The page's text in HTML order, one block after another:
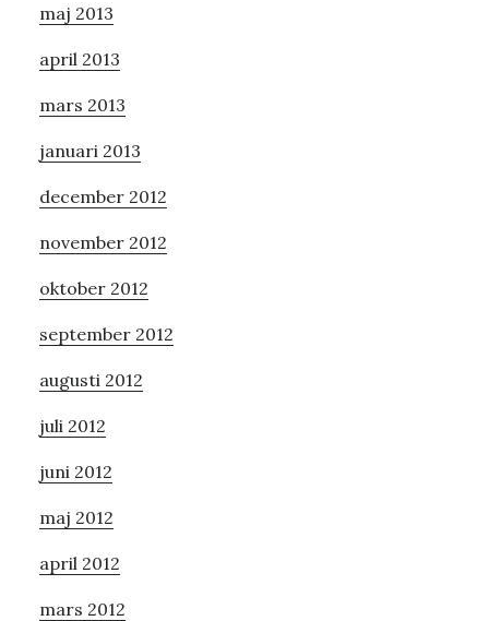
maj 2013
april 2013
mars 2013
januari 2013
december 2012
november 2012
oktober 2012
september 2012
augusti 2012
juli 2012
juni 2012
maj 2012
april 2012
mars 2012